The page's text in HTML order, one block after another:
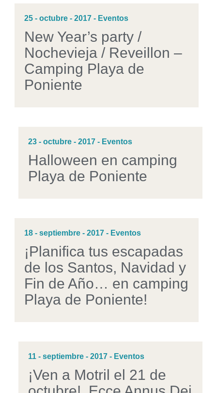
25 - octubre - 2017 - Eventos
New Year’s party /
Nochevieja / Reveillon –
Camping Playa de
Poniente
23 - octubre - 2017 - Eventos
Halloween en camping
Playa de Poniente
18 - septiembre - 2017 - Eventos
¡Planifica tus escapadas
de los Santos, Navidad y
Fin de Año… en camping
Playa de Poniente!
11 - septiembre - 2017 - Eventos
¡Ven a Motril el 21 de